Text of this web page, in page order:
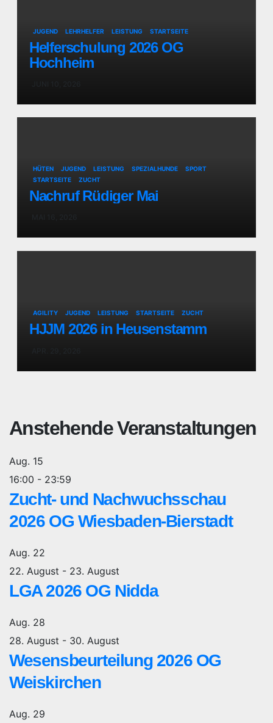
JUGEND LEHRHELFER LEISTUNG STARTSEITE
Helferschulung 2026 OG
Hochheim
HÜTEN JUGEND LEISTUNG SPEZIALHUNDE
SPORT
STARTSEITE
ZUCHT
Nachruf Rüdiger Mai
AGILITY JUGEND LEISTUNG STARTSEITE ZUCHT
HJJM 2026 in Heusenstamm
Anstehende Veranstaltungen
Aug. 15
16:00 - 23:59
Zucht- und Nachwuchsschau
2026 OG Wiesbaden-Bierstadt
Aug. 22
22. August - 23. August
LGA 2026 OG Nidda
Aug. 28
28. August - 30. August
Wesensbeurteilung 2026 OG
Weiskirchen
Aug. 29